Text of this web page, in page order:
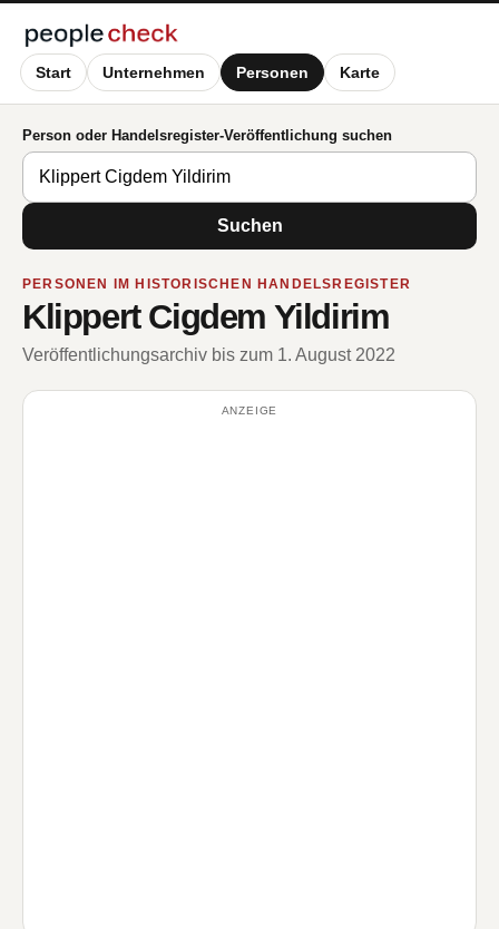
Start Unternehmen Personen Karte
Person oder Handelsregister-Veröffentlichung suchen
Suchen
PERSONEN IM HISTORISCHEN HANDELSREGISTER
Klippert Cigdem Yildirim
Veröffentlichungsarchiv bis zum 1. August 2022
ANZEIGE